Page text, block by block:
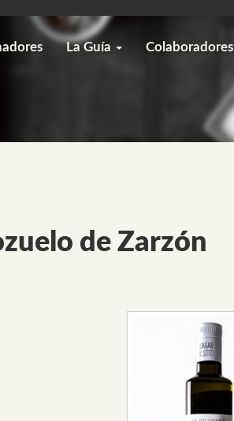
La Guía Colaboradores
de Zarzón